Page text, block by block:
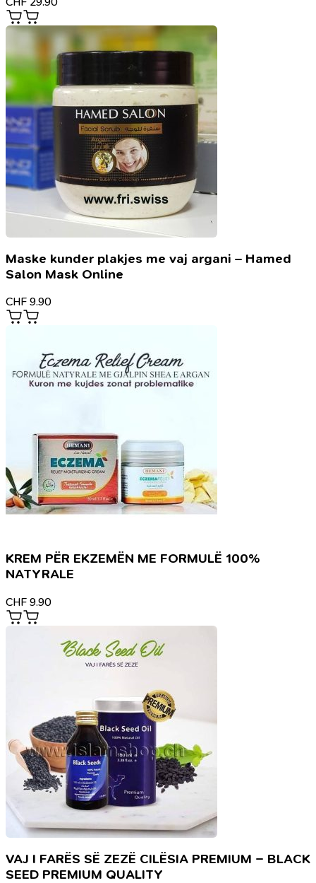
Maske kunder plakjes me vaj argani – Hamed
Salon Mask Online
CHF 9.90
KREM PËR EKZEMËN ME FORMULË 100%
NATYRALE
CHF 9.90
VAJ I FARËS SË ZEZË CILËSIA PREMIUM – BLACK
SEED PREMIUM QUALITY